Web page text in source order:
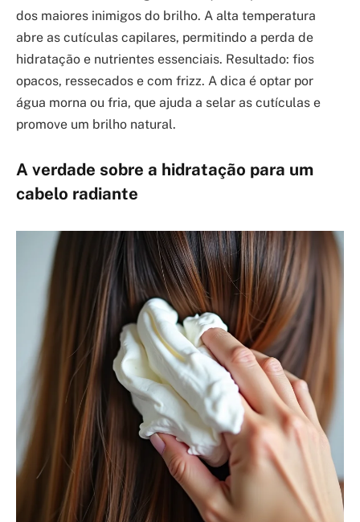
dos maiores inimigos do brilho. A alta temperatura
abre as cutículas capilares, permitindo a perda de
hidratação e nutrientes essenciais. Resultado: fios
opacos, ressecados e com frizz. A dica é optar por
água morna ou fria, que ajuda a selar as cutículas e
promove um brilho natural.
A verdade sobre a hidratação para um
cabelo radiante